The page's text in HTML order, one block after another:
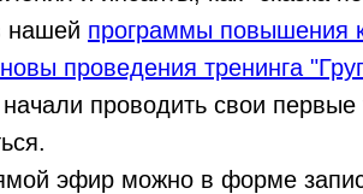
нашей программы повышения
проведения тренинга
проводить свои
эфир можно в форме